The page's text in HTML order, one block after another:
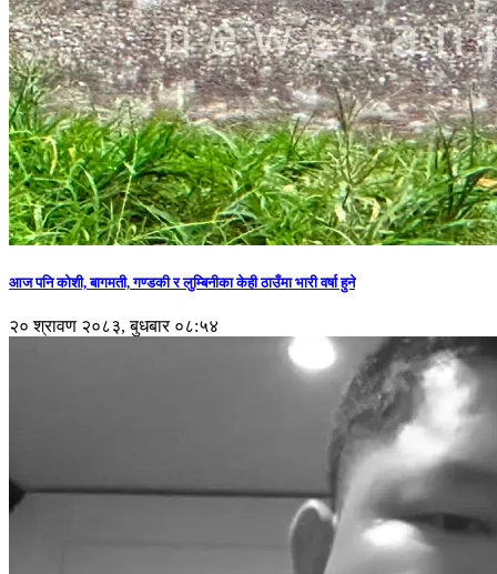
आज पनि कोशी, बागमती, गण्डकी र लुम्बिनीका केही ठाउँमा भारी वर्षा हुने
२० श्रावण २०८३, बुधबार ०८:५४